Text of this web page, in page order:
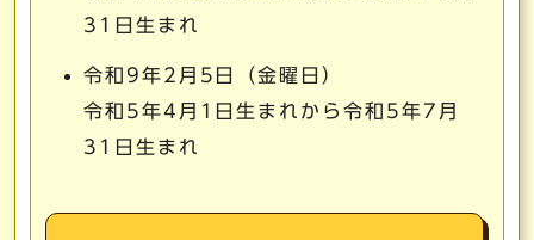
31日生まれ
令和9年2月5日（金曜日）
令和5年4月1日生まれから令和5年7月
31日生まれ